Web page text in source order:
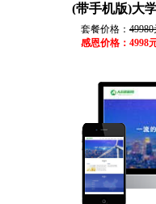
(带手机版)大
套餐价格： 49980
感恩价格：4998